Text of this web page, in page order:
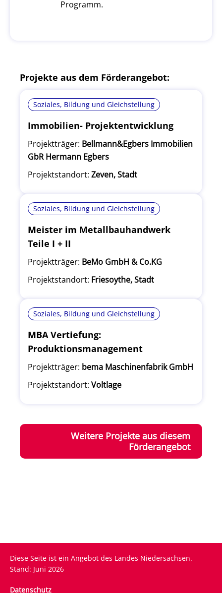
Programm.
Projekte aus dem Förderangebot:
Soziales, Bildung und Gleichstellung
Immobilien- Projektentwicklung
Projektträger: Bellmann&Egbers Immobilien
GbR Hermann Egbers
Projektstandort: Zeven, Stadt
Soziales, Bildung und Gleichstellung
Meister im Metallbauhandwerk
Teile I + II
Projektträger: BeMo GmbH & Co.KG
Projektstandort: Friesoythe, Stadt
Soziales, Bildung und Gleichstellung
MBA Vertiefung:
Produktionsmanagement
Projektträger: bema Maschinenfabrik GmbH
Projektstandort: Voltlage
Weitere Projekte aus diesem
Förderangebot
Diese Seite ist ein Angebot des Landes Niedersachsen.
Stand: Juni 2026
Datenschutz